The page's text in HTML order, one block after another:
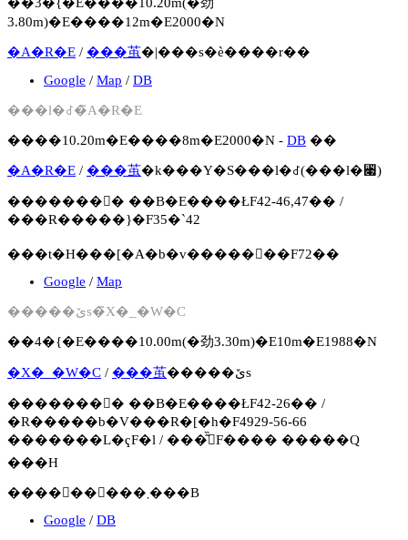
3.80m)�E����12m�E2000�N
�A�R�E / ���茧�|���s�ѐ����r��
Google / Map / DB
���l�꒬�̃A�R�E
����10.20m�E����8m�E2000�N - DB ��
�A�R�E / ���茧�k���Y�S���l�꒬(���l�꓇)
�������񍐏� ��B�E����ŁF42-46,47�� /
���R�����}�F35�`42
���t�H���[�A�b�v�����񍐏��F72��
Google / Map
�����ێs�̃X�_�W�C
��4�{�E����10.00m(�劲3.30m)�E10m�E1988�N
�X�_�W�C / ���茧 �����ێs
�������񍐏� ��B�E����ŁF42-26�� /
�R�����b�V���R�[�h�F4929-56-66
�������L�ҁF�l / ���͂̏󋵁F���� �����Q
���H
����񂪌�����܂���B
Google / DB